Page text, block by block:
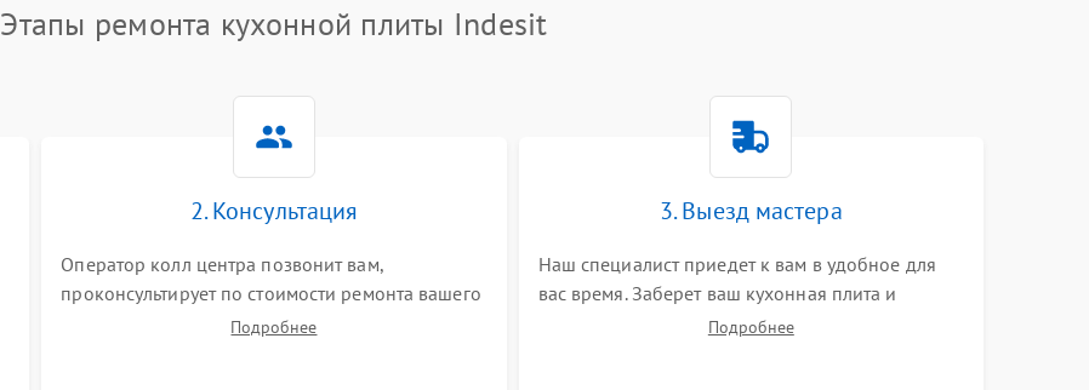
Этапы ремонта кухонной плиты Indesit
2. Консультация
Оператор колл центра позвонит вам,
проконсультирует по стоимости ремонта вашего
кухонной плиты а также ответит на все ваши
Подробнее
3. Выезд мастера
Наш специалист приедет к вам в удобное для
вас время. Заберет ваш кухонная плита и
привезет на склад для диагностики.
Подробнее